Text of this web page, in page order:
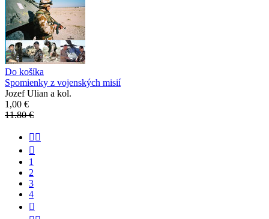
Do košíka
Spomienky z vojenských misií
Jozef Ulian a kol.
1,00 €
11.80 €


1
2
3
4
